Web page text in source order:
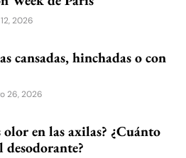
2026
cansadas, hinchadas o con
26, 2026
olor en las axilas? ¿Cuánto
desodorante?